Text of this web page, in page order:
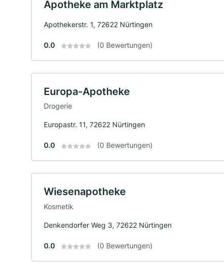
Apotheke am Marktplatz
Apothekerstr. 1, 72622 Nürtingen
0.0 (0 Bewertungen)
Europa-Apotheke
Drogerie
Europastr. 11, 72622 Nürtingen
0.0 (0 Bewertungen)
Wiesenapotheke
Kosmetik
Denkendorfer Weg 3, 72622 Nürtingen
0.0 (0 Bewertungen)